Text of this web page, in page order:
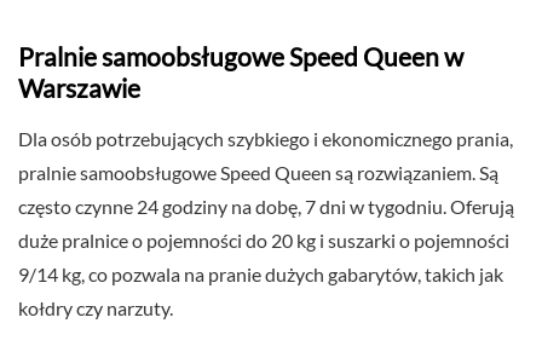
Pralnie samoobsługowe Speed Queen w
Warszawie
Dla osób potrzebujących szybkiego i ekonomicznego prania,
pralnie samoobsługowe Speed Queen są rozwiązaniem. Są
często czynne 24 godziny na dobę, 7 dni w tygodniu. Oferują
duże pralnice o pojemności do 20 kg i suszarki o pojemności
9/14 kg, co pozwala na pranie dużych gabarytów, takich jak
kołdry czy narzuty.